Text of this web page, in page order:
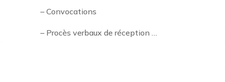
– Convocations
– Procès verbaux de réception …